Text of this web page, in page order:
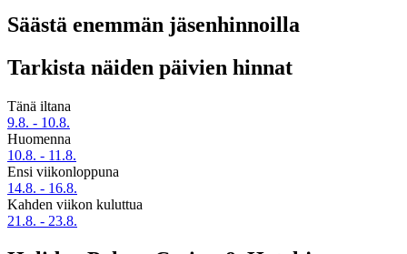
Säästä enemmän jäsenhinnoilla
Tarkista näiden päivien hinnat
Tänä iltana
9.8. - 10.8.
Huomenna
10.8. - 11.8.
Ensi viikonloppuna
14.8. - 16.8.
Kahden viikon kuluttua
21.8. - 23.8.